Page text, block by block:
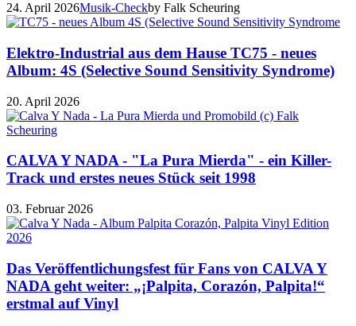
24. April 2026Musik-Checkby Falk Scheuring
Elektro-Industrial aus dem Hause TC75 - neues
Album: 4S (Selective Sound Sensitivity Syndrome)
20. April 2026
CALVA Y NADA - "La Pura Mierda" - ein Killer-
Track und erstes neues Stück seit 1998
03. Februar 2026
Das Veröffentlichungsfest für Fans von CALVA Y
NADA geht weiter: „¡Palpita, Corazón, Palpita!“
erstmal auf Vinyl